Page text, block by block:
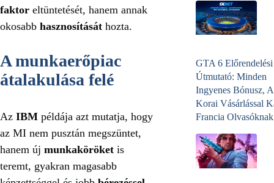
faktor eltüntetését, hanem annak
okosabb hasznosítását hozta.
A munkaerőpiac
átalakulása felé
Az IBM példája azt mutatja, hogy
az MI nem pusztán megszüntet,
hanem új munkaköröket is
teremt, gyakran magasabb
GTA 6 Előrendelési
Útmutató: Minden
Ingyenes Bónusz,
Korai Vásárlással
Francia Olvasóknak